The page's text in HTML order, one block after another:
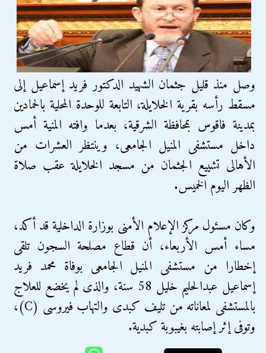
وصل منذ قليل جثمان الشهيد الدكتور فريد إسماعيل إلى
مسقط رأسه بقرية الخلايلة، التابعة للوحدة المحلية بالحمادين
بمدينة فاقوس بمحافظة الشرقية، بعدما وافته المنية أمس
داخل مستشفى المنيل الجامعى، وينتظر العشرات من
الأهالى تشييع الجثمان من مسجد الخلايلة عقب صلاة
الظهر اليوم الخميس.
وكان مسئول مركز الإعلام الأمنى بوزارة الداخلية قد أكد،
مساء أمس الأربعاء، أن قطاع مصلحة السجون تلقى
إخطارا من مستشفى المنيل الجامعى بوفاة محمد فريد
إسماعيل عبدالحليم خليل 58 سنة، والذى لم يخضع للعلاج
بالمستشفى لمعاناته من تليف كبدى والتهاب فيروسى (C)،
وتوفى إثر إصابته بغيبوبة كبدية.